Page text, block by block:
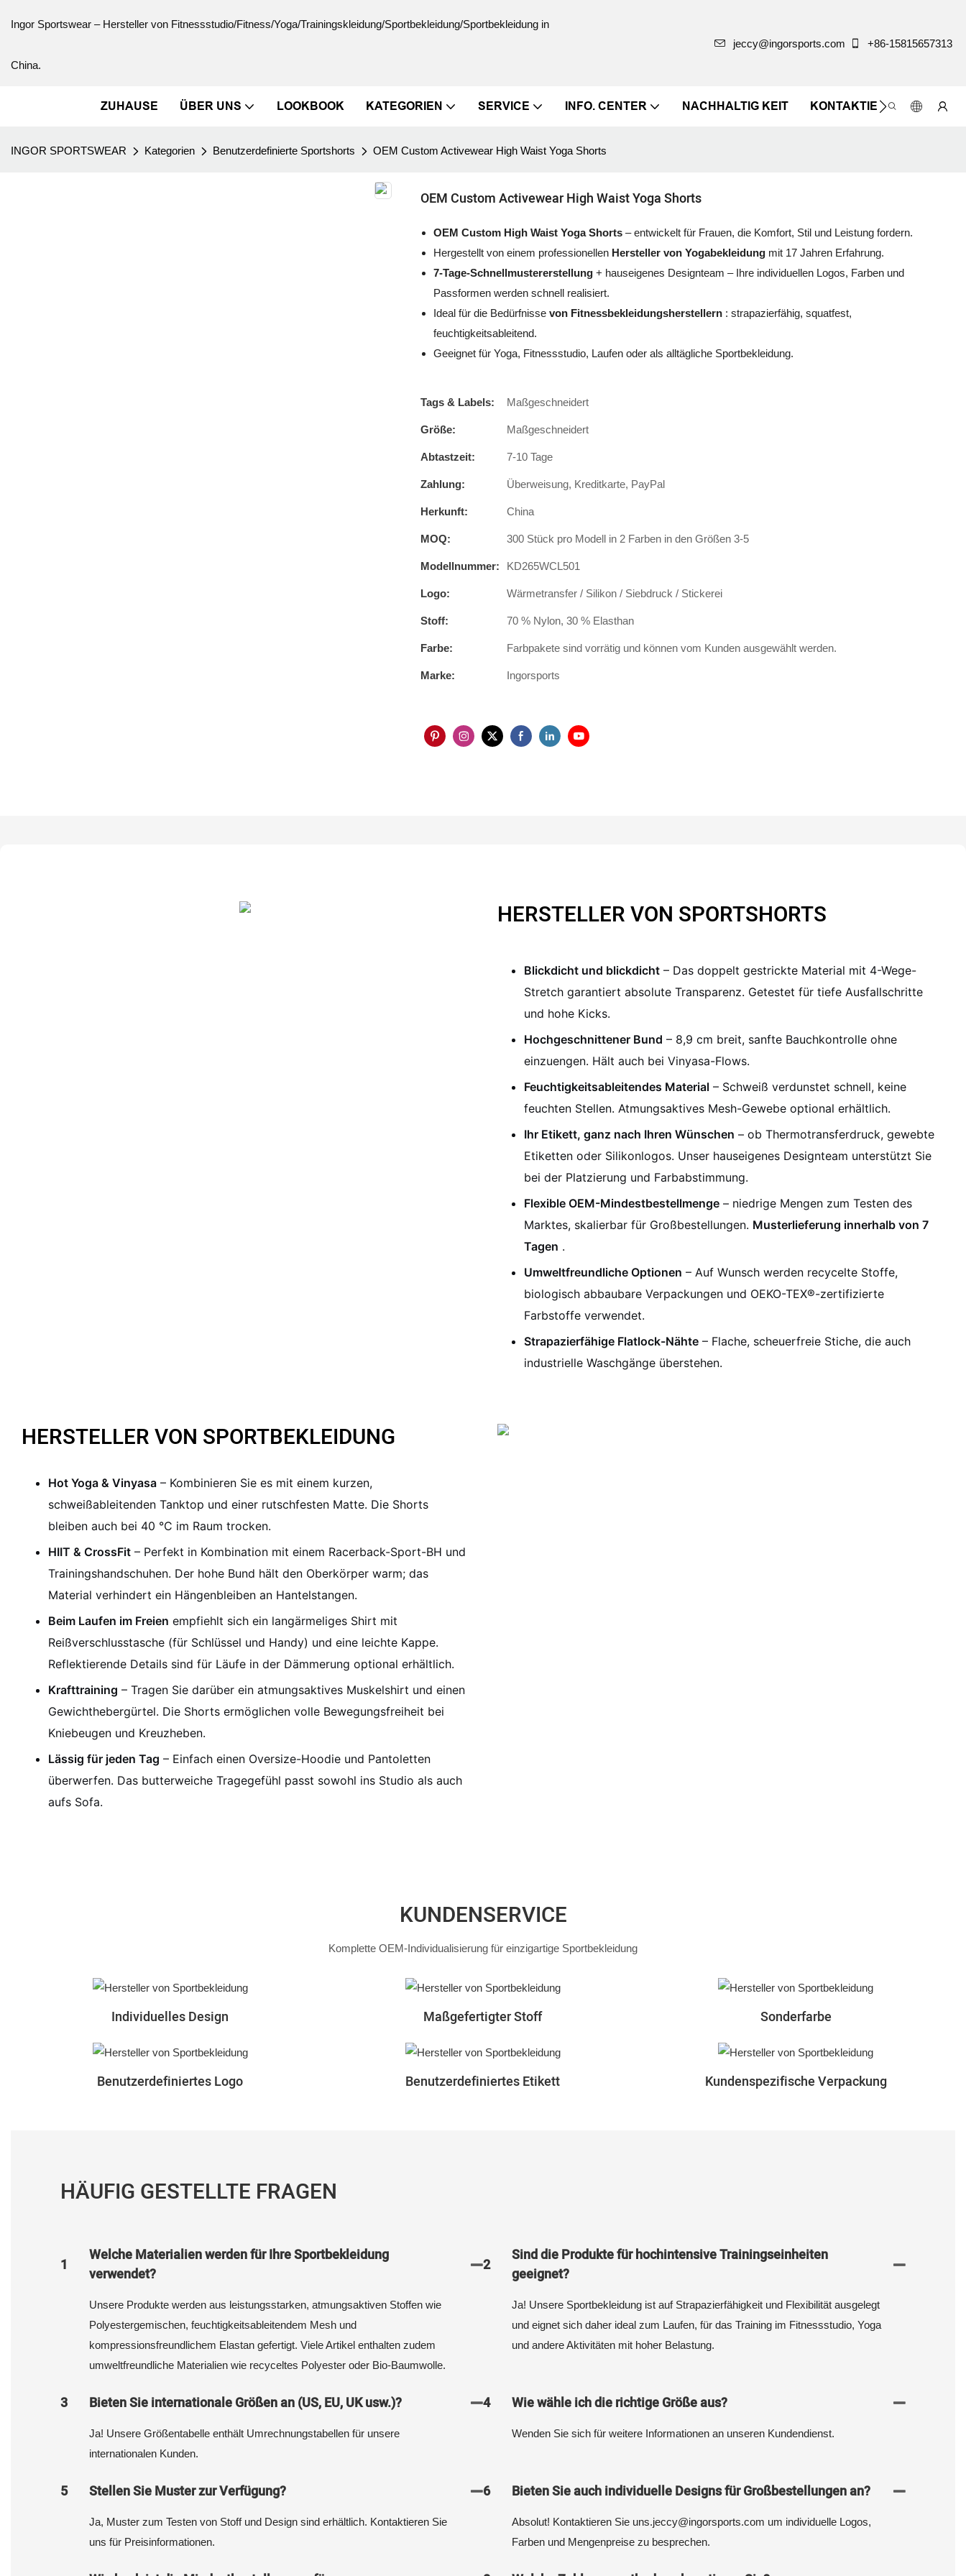
Ingor Sportswear – Hersteller von Fitnessstudio/Fitness/Yoga/Trainingskleidung/Sportbekleidung/Sportbekleidung in
China.
jeccy@ingorsports.com +86-15815657313
ZUHAUSE ÜBER UNS LOOKBOOK KATEGORIEN SERVICE INFO. CENTER NACHHALTIG KEIT KONTAKTIEREN SIE UNS
INGOR SPORTSWEAR Kategorien Benutzerdefinierte Sportshorts OEM Custom Activewear High Waist Yoga Shorts
OEM Custom Activewear High Waist Yoga Shorts
OEM Custom High Waist Yoga Shorts – entwickelt für Frauen, die Komfort, Stil und Leistung fordern.
Hergestellt von einem professionellen Hersteller von Yogabekleidung mit 17 Jahren Erfahrung.
7-Tage-Schnellmustererstellung + hauseigenes Designteam – Ihre individuellen Logos, Farben und
Passformen werden schnell realisiert.
Ideal für die Bedürfnisse von Fitnessbekleidungsherstellern : strapazierfähig, squatfest,
feuchtigkeitsableitend.
Geeignet für Yoga, Fitnessstudio, Laufen oder als alltägliche Sportbekleidung.
Tags & Labels: Maßgeschneidert
Größe: Maßgeschneidert
Abtastzeit: 7-10 Tage
Zahlung: Überweisung, Kreditkarte, PayPal
Herkunft: China
MOQ: 300 Stück pro Modell in 2 Farben in den Größen 3-5
Modellnummer: KD265WCL501
Logo: Wärmetransfer / Silikon / Siebdruck / Stickerei
Stoff: 70 % Nylon, 30 % Elasthan
Farbe: Farbpakete sind vorrätig und können vom Kunden ausgewählt werden.
Marke: Ingorsports
HERSTELLER VON SPORTSHORTS
Blickdicht und blickdicht – Das doppelt gestrickte Material mit 4-Wege-
Stretch garantiert absolute Transparenz. Getestet für tiefe Ausfallschritte
und hohe Kicks.
Hochgeschnittener Bund – 8,9 cm breit, sanfte Bauchkontrolle ohne
einzuengen. Hält auch bei Vinyasa-Flows.
Feuchtigkeitsableitendes Material – Schweiß verdunstet schnell, keine
feuchten Stellen. Atmungsaktives Mesh-Gewebe optional erhältlich.
Ihr Etikett, ganz nach Ihren Wünschen – ob Thermotransferdruck, gewebte
Etiketten oder Silikonlogos. Unser hauseigenes Designteam unterstützt Sie
bei der Platzierung und Farbabstimmung.
Flexible OEM-Mindestbestellmenge – niedrige Mengen zum Testen des
Marktes, skalierbar für Großbestellungen. Musterlieferung innerhalb von 7
Tagen .
Umweltfreundliche Optionen – Auf Wunsch werden recycelte Stoffe,
biologisch abbaubare Verpackungen und OEKO-TEX®-zertifizierte
Farbstoffe verwendet.
Strapazierfähige Flatlock-Nähte – Flache, scheuerfreie Stiche, die auch
industrielle Waschgänge überstehen.
HERSTELLER VON SPORTBEKLEIDUNG
Hot Yoga & Vinyasa – Kombinieren Sie es mit einem kurzen,
schweißableitenden Tanktop und einer rutschfesten Matte. Die Shorts
bleiben auch bei 40 °C im Raum trocken.
HIIT & CrossFit – Perfekt in Kombination mit einem Racerback-Sport-BH und
Trainingshandschuhen. Der hohe Bund hält den Oberkörper warm; das
Material verhindert ein Hängenbleiben an Hantelstangen.
Beim Laufen im Freien empfiehlt sich ein langärmeliges Shirt mit
Reißverschlusstasche (für Schlüssel und Handy) und eine leichte Kappe.
Reflektierende Details sind für Läufe in der Dämmerung optional erhältlich.
Krafttraining – Tragen Sie darüber ein atmungsaktives Muskelshirt und einen
Gewichthebergürtel. Die Shorts ermöglichen volle Bewegungsfreiheit bei
Kniebeugen und Kreuzheben.
Lässig für jeden Tag – Einfach einen Oversize-Hoodie und Pantoletten
überwerfen. Das butterweiche Tragegefühl passt sowohl ins Studio als auch
aufs Sofa.
KUNDENSERVICE
Komplette OEM-Individualisierung für einzigartige Sportbekleidung
Individuelles Design Maßgefertigter Stoff Sonderfarbe
Benutzerdefiniertes Logo Benutzerdefiniertes Etikett Kundenspezifische Verpackung
HÄUFIG GESTELLTE FRAGEN
1
Welche Materialien werden für Ihre Sportbekleidung
verwendet?
Unsere Produkte werden aus leistungsstarken, atmungsaktiven Stoffen wie
Polyestergemischen, feuchtigkeitsableitendem Mesh und
kompressionsfreundlichem Elastan gefertigt. Viele Artikel enthalten zudem
umweltfreundliche Materialien wie recyceltes Polyester oder Bio-Baumwolle.
2
Sind die Produkte für hochintensive Trainingseinheiten
geeignet?
Ja! Unsere Sportbekleidung ist auf Strapazierfähigkeit und Flexibilität ausgelegt
und eignet sich daher ideal zum Laufen, für das Training im Fitnessstudio, Yoga
und andere Aktivitäten mit hoher Belastung.
3 Bieten Sie internationale Größen an (US, EU, UK usw.)?
Ja! Unsere Größentabelle enthält Umrechnungstabellen für unsere
internationalen Kunden.
4 Wie wähle ich die richtige Größe aus?
Wenden Sie sich für weitere Informationen an unseren Kundendienst.
5 Stellen Sie Muster zur Verfügung?
Ja, Muster zum Testen von Stoff und Design sind erhältlich. Kontaktieren Sie
uns für Preisinformationen.
6 Bieten Sie auch individuelle Designs für Großbestellungen an?
Absolut! Kontaktieren Sie uns.jeccy@ingorsports.com um individuelle Logos,
Farben und Mengenpreise zu besprechen.